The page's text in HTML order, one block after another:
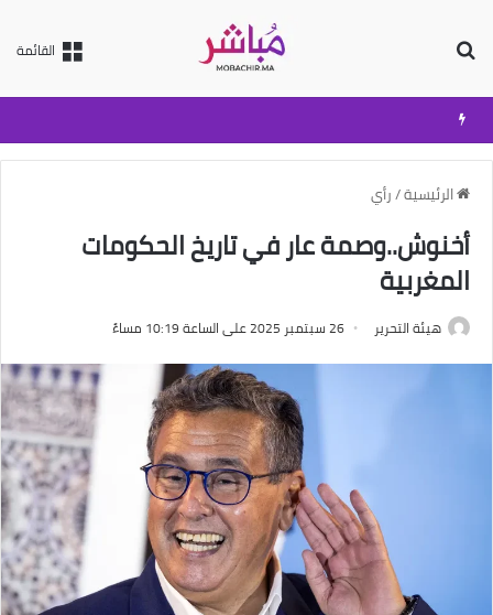
القائمة
الرئيسية/رأي
أخنوش..وصمة عار في تاريخ الحكومات
المغربية
هيئة التحرير 26 سبتمبر 2025 على الساعة 10:19 مساءً